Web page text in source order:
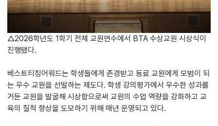
△2026학년도 1학기 전체 교원연수에서 BTA 수상교원 시상식이
진행됐다.
베스트티칭어워드는 학생들에게 존경받고 동료 교원에게 모범이 되
는 우수 교원을 선발하는 제도다. 학생 강의평가에서 우수한 성과를
거둔 교원을 발굴해 시상함으로써 교원의 수업 역량을 강화하고 교
육의 질적 향상을 도모하기 위해 매년 운영되고 있다.